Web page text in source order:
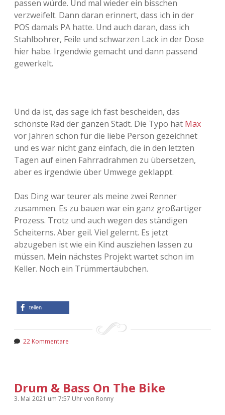
passen würde. Und mal wieder ein bisschen
verzweifelt. Dann daran erinnert, dass ich in der
POS damals PA hatte. Und auch daran, dass ich
Stahlbohrer, Feile und schwarzen Lack in der Dose
hier habe. Irgendwie gemacht und dann passend
gewerkelt.
Und da ist, das sage ich fast bescheiden, das
schönste Rad der ganzen Stadt. Die Typo hat Max
vor Jahren schon für die liebe Person gezeichnet
und es war nicht ganz einfach, die in den letzten
Tagen auf einen Fahrradrahmen zu übersetzen,
aber es irgendwie über Umwege geklappt.
Das Ding war teurer als meine zwei Renner
zusammen. Es zu bauen war ein ganz großartiger
Prozess. Trotz und auch wegen des ständigen
Scheiterns. Aber geil. Viel gelernt. Es jetzt
abzugeben ist wie ein Kind ausziehen lassen zu
müssen. Mein nächstes Projekt wartet schon im
Keller. Noch ein Trümmertäubchen.
teilen
22 Kommentare
Drum & Bass On The Bike
3. Mai 2021 um 7:57 Uhrvon Ronny